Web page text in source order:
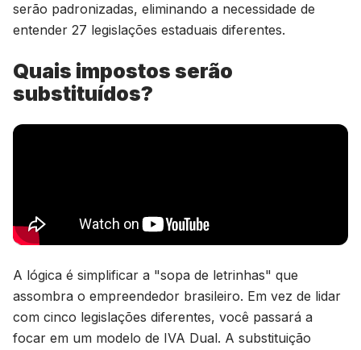
serão padronizadas, eliminando a necessidade de
entender 27 legislações estaduais diferentes.
Quais impostos serão
substituídos?
A lógica é simplificar a "sopa de letrinhas" que
assombra o empreendedor brasileiro. Em vez de lidar
com cinco legislações diferentes, você passará a
focar em um modelo de IVA Dual. A substituição